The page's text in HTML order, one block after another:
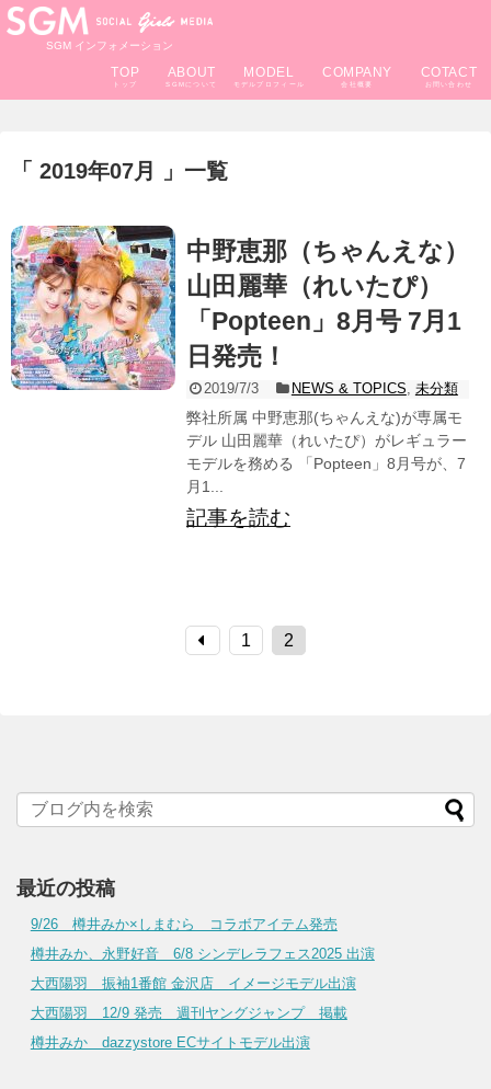
SGM インフォメーション
COTACT
COMPANY
MODEL
ABOUT
TOP
2019年07月 一覧
中野恵那（ちゃんえな）
山田麗華（れいたぴ）
「Popteen」8月号 7月1
日発売！
2019/7/3 NEWS & TOPICS, 未分類
弊社所属 中野恵那(ちゃんえな)が専属モ
デル 山田麗華（れいたぴ）がレギュラー
モデルを務める 「Popteen」8月号が、7
月1...
記事を読む
1 2
最近の投稿
9/26 樽井みか×しまむら コラボアイテム発売
樽井みか、永野好音 6/8 シンデレラフェス2025 出演
大西陽羽 振袖1番館 金沢店 イメージモデル出演
大西陽羽 12/9 発売 週刊ヤングジャンプ 掲載
樽井みか dazzystore ECサイトモデル出演